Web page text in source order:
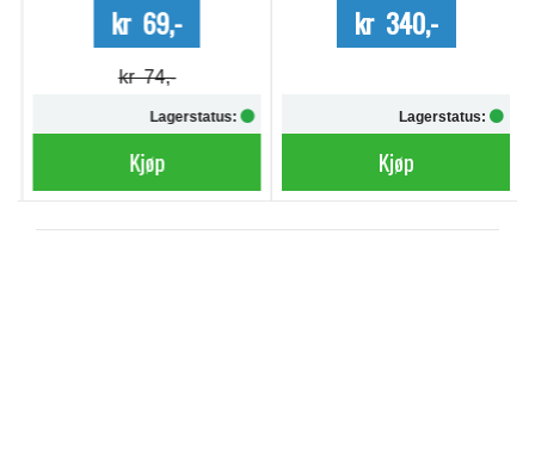
kr 69,-
kr 74,-
Lagerstatus:
Kjøp
kr 340,-
Lagerstatus:
Kjøp